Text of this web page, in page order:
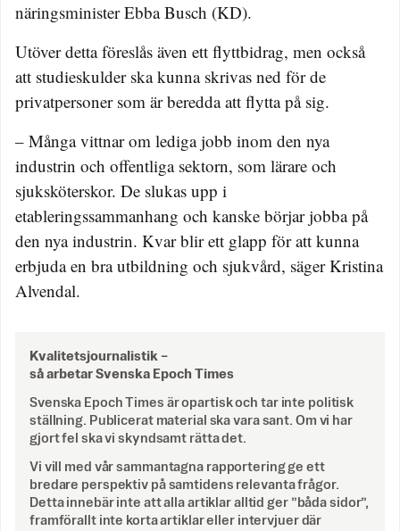
näringsminister Ebba Busch (KD).
Utöver detta föreslås även ett flyttbidrag, men också
att studieskulder ska kunna skrivas ned för de
privatpersoner som är beredda att flytta på sig.
– Många vittnar om lediga jobb inom den nya
industrin och offentliga sektorn, som lärare och
sjuksköterskor. De slukas upp i
etableringssammanhang och kanske börjar jobba på
den nya industrin. Kvar blir ett glapp för att kunna
erbjuda en bra utbildning och sjukvård, säger Kristina
Alvendal.
Kvalitetsjournalistik –
så arbetar Svenska Epoch Times
Svenska Epoch Times är opartisk och tar inte politisk
ställning. Publicerat material ska vara sant. Om vi har
gjort fel ska vi skyndsamt rätta det.
Vi vill med vår sammantagna rapportering ge ett
bredare perspektiv på samtidens relevanta frågor.
Detta innebär inte att alla artiklar alltid ger ”båda sidor”,
framförallt inte korta artiklar eller intervjuer där